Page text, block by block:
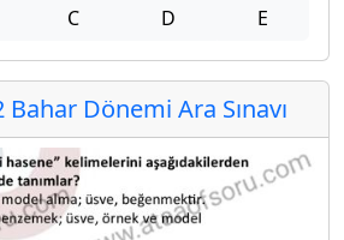
C D E
Dönemi Ara Sınavı